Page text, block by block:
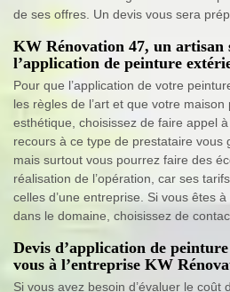
de ses offres. Un devis vous sera
KW Rénovation 47, un artisan
l’application de peinture
Pour que l’application de votre
les règles de l’art et que votre maison
esthétique, choisissez de faire appel
recours à ce type de prestataire vous
mais surtout vous pourrez faire des
réalisation de l’opération, car ses
celles d’une entreprise. Si vous êtes
dans le domaine, choisissez de
Devis d’application de
vous à l’entreprise KW
Si vous avez besoin d’évaluer le coût